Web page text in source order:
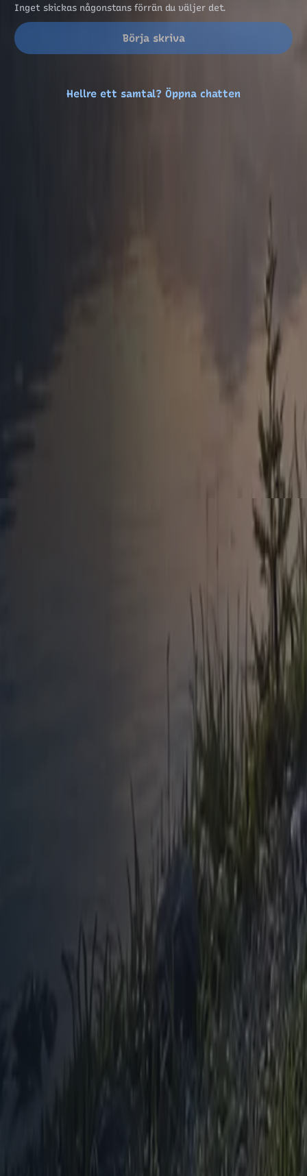
Inget skickas någonstans förrän du väljer det.
Börja skriva
Hellre ett samtal? Öppna chatten